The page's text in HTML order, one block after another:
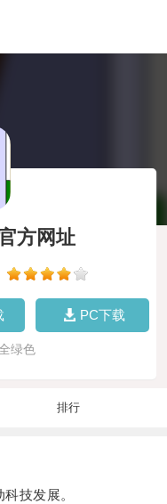
方网址
PC下载
绿色
排行
技发展。